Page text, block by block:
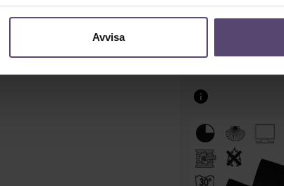
Avvisa
8702/1772 (PG3)